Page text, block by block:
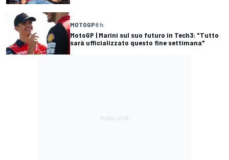
MOTOGP8 h
MotoGP | Marini sul suo futuro in Tech3: "Tutto
sarà ufficializzato questo fine settimana"